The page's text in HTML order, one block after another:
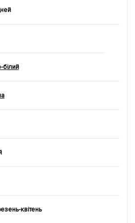
білий
квітень